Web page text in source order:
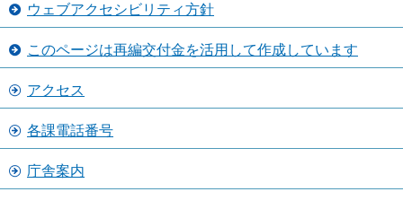
ウェブアクセシビリティ方針
このページは再編交付金を活用して作成しています
アクセス
各課電話番号
庁舎案内